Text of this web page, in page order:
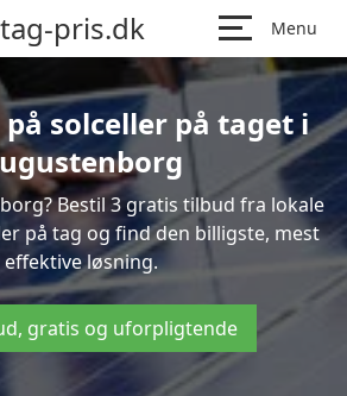
pris.dk Menu
solceller på taget i
Bestil 3 gratis tilbud fra lokale
på tag og find den billigste, mest
effektive løsning.
gratis og uforpligtende